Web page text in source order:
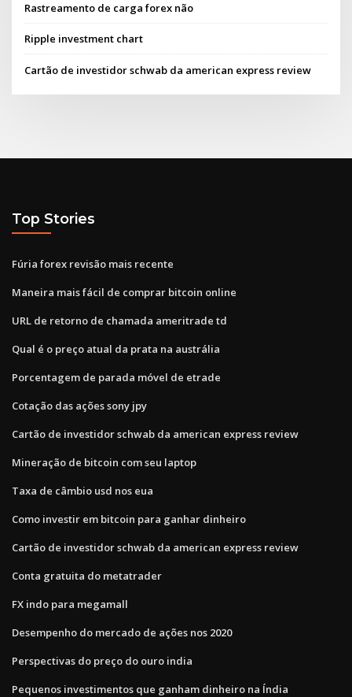
Rastreamento de carga forex não
Ripple investment chart
Cartão de investidor schwab da american express review
Top Stories
Fúria forex revisão mais recente
Maneira mais fácil de comprar bitcoin online
URL de retorno de chamada ameritrade td
Qual é o preço atual da prata na austrália
Porcentagem de parada móvel de etrade
Cotação das ações sony jpy
Cartão de investidor schwab da american express review
Mineração de bitcoin com seu laptop
Taxa de câmbio usd nos eua
Como investir em bitcoin para ganhar dinheiro
Cartão de investidor schwab da american express review
Conta gratuita do metatrader
FX indo para megamall
Desempenho do mercado de ações nos 2020
Perspectivas do preço do ouro india
Pequenos investimentos que ganham dinheiro na Índia